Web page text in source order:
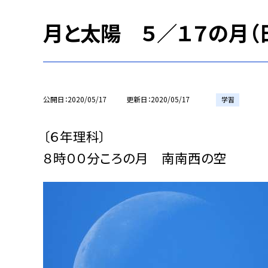
月と太陽 ５／１７の月（
公開日 2020/05/17 更新日 2020/05/17 学習
〔６年理科〕
８時００分ころの月 南南西の空